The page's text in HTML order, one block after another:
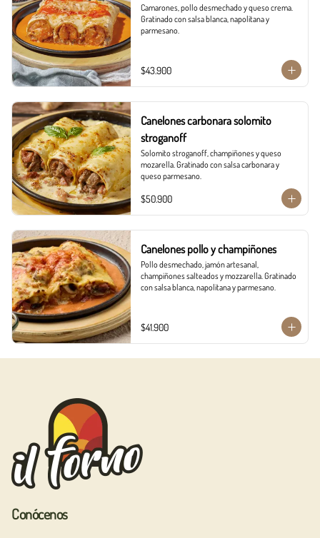
Camarones, pollo desmechado y queso crema.
Gratinado con salsa blanca, napolitana y
parmesano.
$43.900
Canelones carbonara solomito
stroganoff
Solomito stroganoff, champiñones y queso
mozarella. Gratinado con salsa carbonara y
queso parmesano.
$50.900
Canelones pollo y champiñones
Pollo desmechado, jamón artesanal,
champiñones salteados y mozzarella. Gratinado
con salsa blanca, napolitana y parmesano.
$41.900
Conócenos